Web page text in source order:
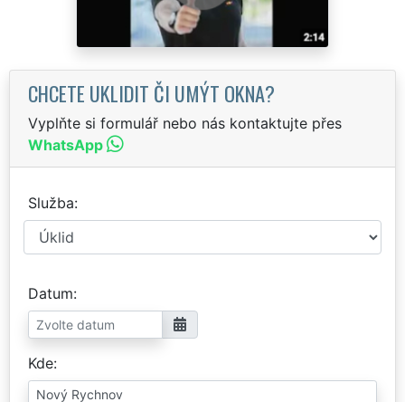
CHCETE UKLIDIT ČI UMÝT OKNA?
Vyplňte si formulář nebo nás kontaktujte přes
WhatsApp
Služba
Datum
Kde